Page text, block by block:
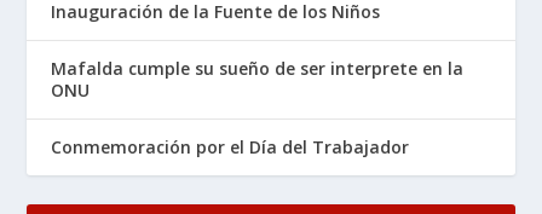
Inauguración de la Fuente de los Niños
Mafalda cumple su sueño de ser interprete en la
ONU
Conmemoración por el Día del Trabajador